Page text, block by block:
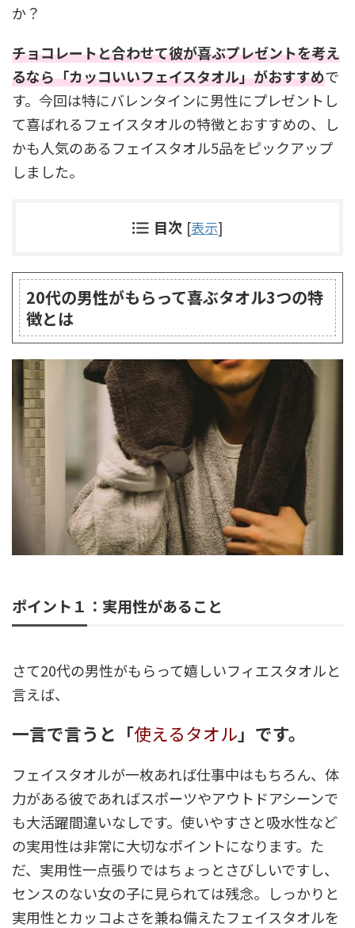
か？
チョコレートと合わせて彼が喜ぶプレゼントを考え
るなら「カッコいいフェイスタオル」がおすすめで
す。今回は特にバレンタインに男性にプレゼントし
て喜ばれるフェイスタオルの特徴とおすすめの、し
かも人気のあるフェイスタオル5品をピックアップ
しました。
目次 [表示]
20代の男性がもらって喜ぶタオル3つの特
徴とは
ポイント１：実用性があること
さて20代の男性がもらって嬉しいフィエスタオルと
言えば、
一言で言うと「使えるタオル」です。
フェイスタオルが一枚あれば仕事中はもちろん、体
力がある彼であればスポーツやアウトドアシーンで
も大活躍間違いなしです。使いやすさと吸水性など
の実用性は非常に大切なポイントになります。た
だ、実用性一点張りではちょっとさびしいですし、
センスのない女の子に見られては残念。しっかりと
実用性とカッコよさを兼ね備えたフェイスタオルを